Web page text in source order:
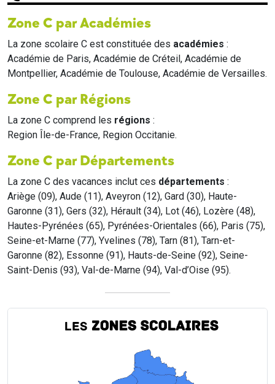
Zone C par Académies
La zone scolaire C est constituée des académies :
Académie de Paris, Académie de Créteil, Académie de
Montpellier, Académie de Toulouse, Académie de Versailles.
Zone C par Régions
La zone C comprend les régions :
Region Île-de-France, Region Occitanie.
Zone C par Départements
La zone C des vacances inclut ces départements :
Ariège (09), Aude (11), Aveyron (12), Gard (30), Haute-
Garonne (31), Gers (32), Hérault (34), Lot (46), Lozère (48),
Hautes-Pyrénées (65), Pyrénées-Orientales (66), Paris (75),
Seine-et-Marne (77), Yvelines (78), Tarn (81), Tarn-et-
Garonne (82), Essonne (91), Hauts-de-Seine (92), Seine-
Saint-Denis (93), Val-de-Marne (94), Val-d’Oise (95).